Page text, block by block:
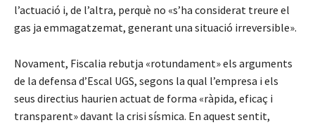
l’actuació i, de l’altra, perquè no «s’ha considerat treure el
gas ja emmagatzemat, generant una situació irreversible».
Novament, Fiscalia rebutja «rotundament» els arguments
de la defensa d’Escal UGS, segons la qual l’empresa i els
seus directius haurien actuat de forma «ràpida, eficaç i
transparent» davant la crisi sísmica. En aquest sentit,